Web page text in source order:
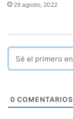
29 agosto, 2022
0 COMENTARIOS